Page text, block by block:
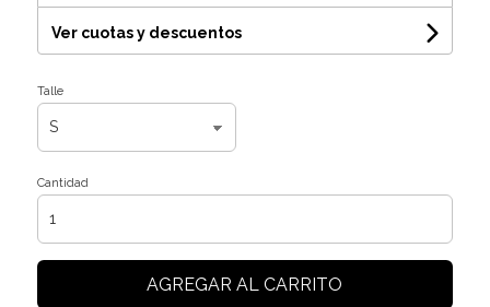
Ver cuotas y descuentos
Talle
Cantidad
AGREGAR AL CARRITO